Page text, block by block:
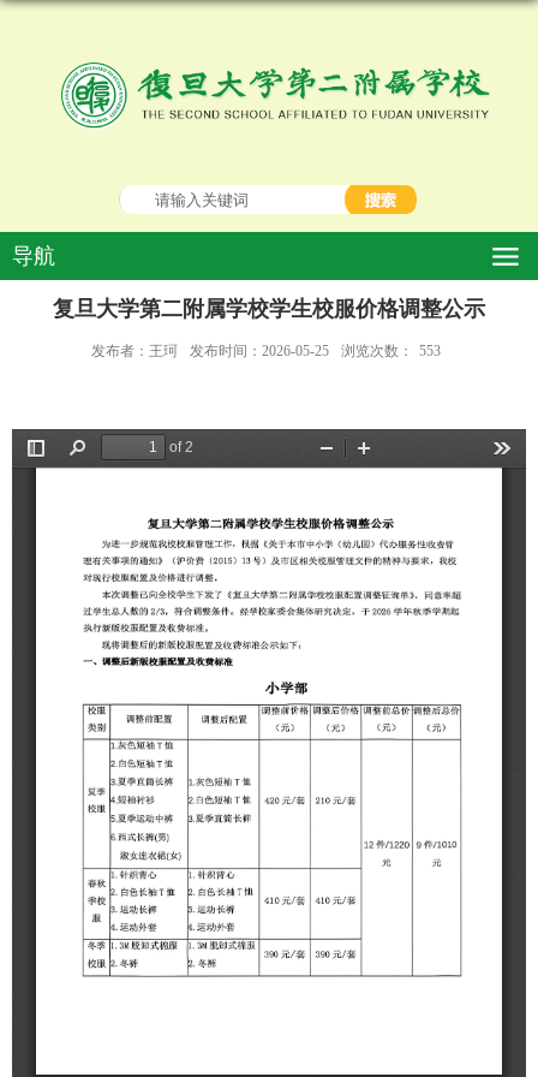
导航
复旦大学第二附属学校学生校服价格调整公示
发布者：王珂 发布时间：2026-05-25 浏览次数： 553